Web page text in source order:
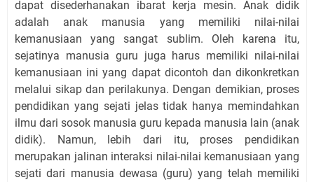
dapat disederhanakan ibarat kerja mesin. Anak didik
adalah anak manusia yang memiliki nilai-nilai
kemanusiaan yang sangat sublim. Oleh karena itu,
sejatinya manusia guru juga harus memiliki nilai-nilai
kemanusiaan ini yang dapat dicontoh dan dikonkretkan
melalui sikap dan perilakunya. Dengan demikian, proses
pendidikan yang sejati jelas tidak hanya memindahkan
ilmu dari sosok manusia guru kepada manusia lain (anak
didik). Namun, lebih dari itu, proses pendidikan
merupakan jalinan interaksi nilai-nilai kemanusiaan yang
sejati dari manusia dewasa (guru) yang telah memiliki